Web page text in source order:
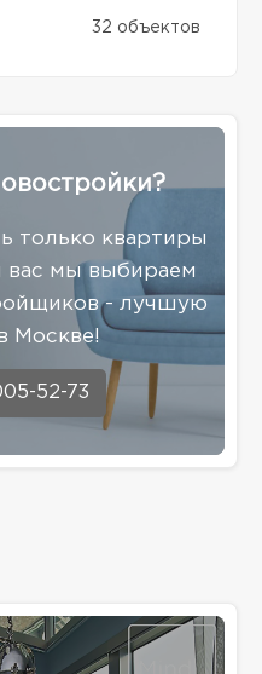
32 объектов
только квартиры
мы выбираем
- лучшую
Москве!
52-73